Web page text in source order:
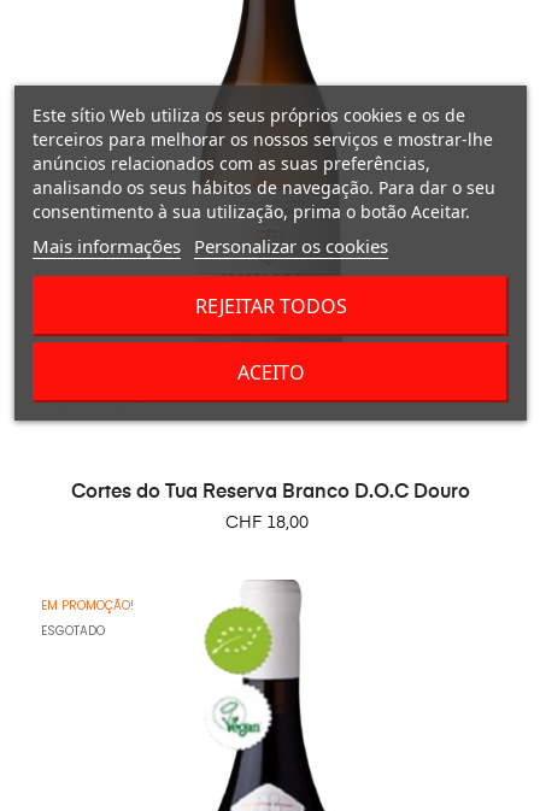
Cortes do Tua Reserva Branco D.O.C Douro
Preço
CHF 18,00
EM PROMOÇÃO!
ESGOTADO
Este sítio Web utiliza os seus próprios cookies e os de
terceiros para melhorar os nossos serviços e mostrar-lhe
anúncios relacionados com as suas preferências,
analisando os seus hábitos de navegação. Para dar o seu
consentimento à sua utilização, prima o botão Aceitar.
Mais informações Personalizar os cookies
REJEITAR TODOS
ACEITO